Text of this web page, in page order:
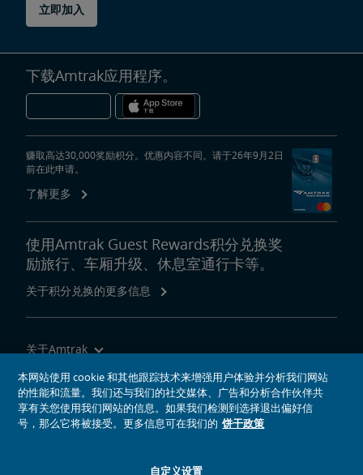
立即加入
下载Amtrak应用程序。
赚取高达30,000奖励积分。优惠内容不同。请于26年9月2日
前在此申请。
了解更多
使用Amtrak Guest Rewards积分兑换奖
励旅行、车厢升级、休息室通行卡等。
关于积分兑换的更多信息
关于Amtrak
乘坐Amtrak列车旅行
网站工具
本网站使用 cookie 和其他跟踪技术来增强用户体验并分析我们网站
的性能和流量。我们还与我们的社交媒体、广告和分析合作伙伴共
享有关您使用我们网站的信息。如果我们检测到选择退出偏好信
号，那么它将被接受。更多信息可在我们的 饼干政策
自定义设置